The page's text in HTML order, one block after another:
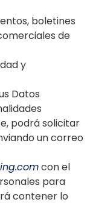
boletines
de
y
Datos
podrá solicitar
un correo
con el
para
contener lo